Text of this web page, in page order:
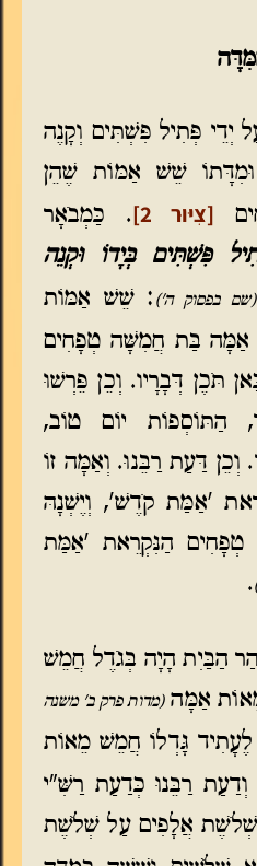
יְדֵי פְּתִיל פִּשְׁתִּים וְקָנֶה
שֵׁשׁ אַמּוֹת שֶׁהֵן
[צִיּוּר 2]
. כַּמְבֹאָר
פִּשְׁתִּים בְּיָדוֹ וּקְנֵה
(שם בפסוק ה') : שֵׁשׁ אַמּוֹת
אַמָּה בַּת חֲמִשָּׁה טְפָחִים
תֹּכֶן דְּבָרָיו. וְכֵן פֵּרְשׁוּ
הַתּוֹסְפוֹת יוֹם טוֹב,
דַּעַת רַבֵּנוּ. וְאַמָּה זוֹ
'אַמַּת קֹדֶשׁ', וְיֶשְׁנָהּ
הַנִּקְרֵאת 'אַמַּת
.
הַבַּיִת הָיָה בְּגֹדֶל חֲמֵשׁ
אַמָּה(מדות פרק ב' משנה
גָּדְלוֹ חֲמֵשׁ מֵאוֹת
רַבֵּנוּ כְּדַעַת רַשִּׁ"י
אֲלָפִים עַל שְׁלֹשֶׁת